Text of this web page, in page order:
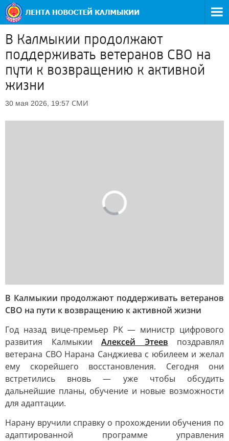
В Калмыкии продолжают
поддерживать ветеранов СВО на
пути к возвращению к активной
жизни
30 мая 2026, 19:57 СМИ
В Калмыкии продолжают поддерживать ветеранов
СВО на пути к возвращению к активной жизни
Год назад вице-премьер РК — министр цифрового
развития Калмыкии Алексей Этеев поздравлял
ветерана СВО Нарана Санджиева с юбилеем и желал
ему скорейшего восстановления. Сегодня они
встретились вновь — уже чтобы обсудить
дальнейшие планы, обучение и новые возможности
для адаптации.
Нарану вручили справку о прохождении обучения по
адаптированной программе управления